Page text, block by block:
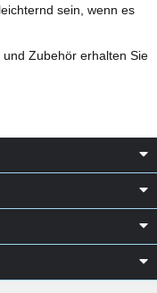
sein, wenn es
Zubehör erhalten Sie